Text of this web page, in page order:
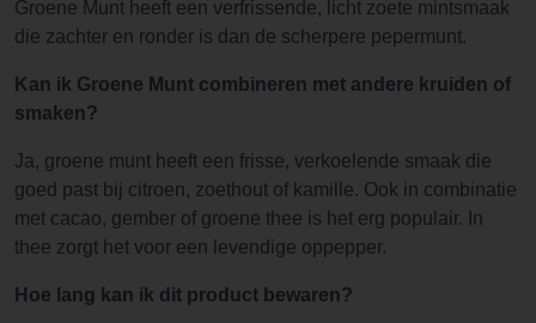
Groene Munt heeft een verfrissende, licht zoete mintsmaak
die zachter en ronder is dan de scherpere pepermunt.
Kan ik Groene Munt combineren met andere kruiden of
smaken?
Ja, groene munt heeft een frisse, verkoelende smaak die
goed past bij citroen, zoethout of kamille. Ook in combinatie
met cacao, gember of groene thee is het erg populair. In
thee zorgt het voor een levendige oppepper.
Hoe lang kan ik dit product bewaren?